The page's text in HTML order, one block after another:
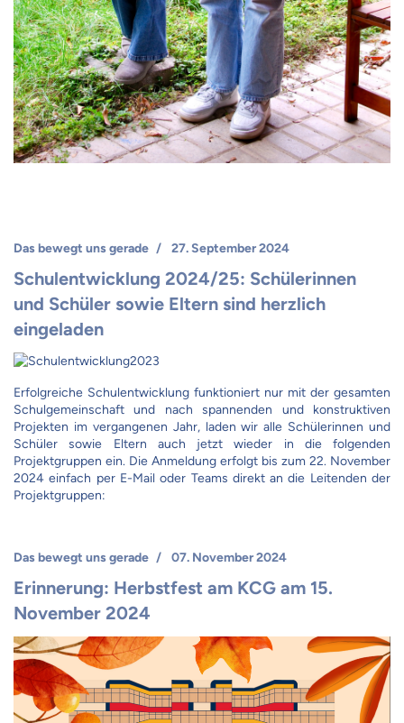
Schulentwicklung 2024/25: Schülerinnen
und Schüler sowie Eltern sind herzlich
eingeladen
Das bewegt uns gerade 27. September 2024
Erfolgreiche Schulentwicklung funktioniert nur mit der gesamten
Schulgemeinschaft und nach spannenden und konstruktiven
Projekten im vergangenen Jahr, laden wir alle Schülerinnen und
Schüler sowie Eltern auch jetzt wieder in die folgenden
Projektgruppen ein. Die Anmeldung erfolgt bis zum 22. November
2024 einfach per E-Mail oder Teams direkt an die Leitenden der
Projektgruppen:
Erinnerung: Herbstfest am KCG am 15.
November 2024
Das bewegt uns gerade 07. November 2024